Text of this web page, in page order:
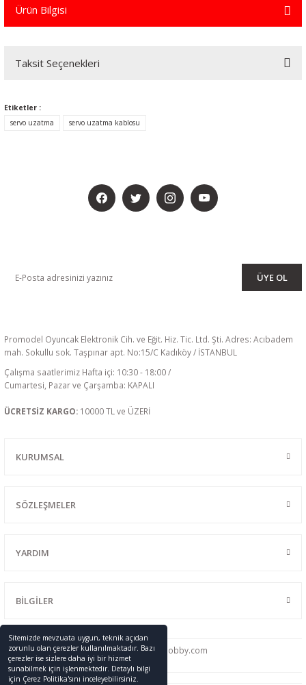
Sitemizde mevzuata uygun, teknik açıdan
zorunlu olan çerezler kullanılmaktadır. Bazı
çerezler ise sizlere daha iyi bir hizmet
sunabilmek için işlenmektedir. Detaylı bilgi
için Çerez Politika'sını inceleyebilirsiniz.
Ürün Bilgisi
Taksit Seçenekleri
Etiketler :
servo uzatma
servo uzatma kablosu
ÜYE OL
Promodel Oyuncak Elektronik Cih. ve Eğit. Hiz. Tic. Ltd. Şti. Adres: Acıbadem
mah. Sokullu sok. Taşpınar apt. No:15/C Kadıköy / İSTANBUL
Çalışma saatlerimiz Hafta içi: 10:30 - 18:00 /
Cumartesi, Pazar ve Çarşamba: KAPALI
ÜCRETSİZ KARGO: 10000 TL ve ÜZERİ
KURUMSAL
SÖZLEŞMELER
YARDIM
BİLGİLER
0216 428 46 91 info@promodelhobby.com